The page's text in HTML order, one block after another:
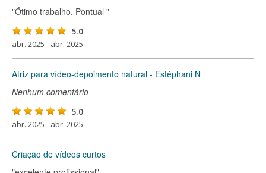
"Ótimo trabalho. Pontual "
5.0
abr. 2025 - abr. 2025
Atriz para vídeo-depoimento natural - Estéphani N
Nenhum comentário
5.0
abr. 2025 - abr. 2025
Criação de vídeos curtos